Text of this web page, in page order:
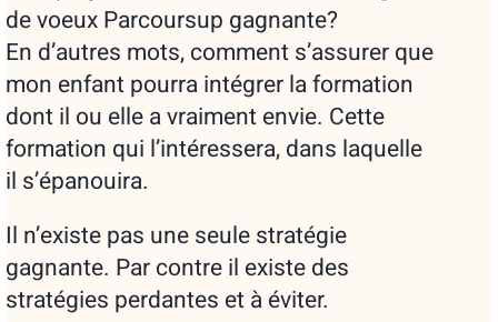
de voeux Parcoursup gagnante?
En d’autres mots, comment s’assurer que
mon enfant pourra intégrer la formation
dont il ou elle a vraiment envie. Cette
formation qui l’intéressera, dans laquelle
il s’épanouira.
Il n’existe pas une seule stratégie
gagnante. Par contre il existe des
stratégies perdantes et à éviter.